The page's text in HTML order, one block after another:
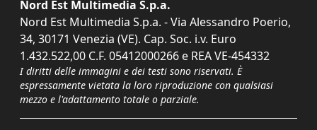
Nord Est Multimedia S.p.a.
Nord Est Multimedia S.p.a. - Via Alessandro Poerio,
34, 30171 Venezia (VE). Cap. Soc. i.v. Euro
1.432.522,00 C.F. 05412000266 e REA VE-454332
I diritti delle immagini e dei testi sono riservati. È
espressamente vietata la loro riproduzione con qualsiasi
mezzo e l'adattamento totale o parziale.